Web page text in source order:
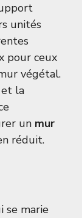
unités
pour ceux
végétal.
la
un mur
réduit.
se marie